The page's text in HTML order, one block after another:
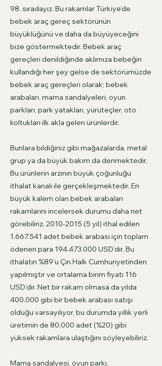
98. sıradayız. Bu rakamlar Türkiye’de
bebek araç gereç sektörünün
büyüklüğünü ve daha da büyüyeceğini
bize göstermektedir. Bebek araç
gereçleri denildiğinde aklımıza bebeğin
kullandığı her şey gelse de sektörümüzde
bebek araç gereçleri olarak; bebek
arabaları, mama sandalyeleri, oyun
parkları, park yatakları, yürüteçler, oto
koltukları ilk akla gelen ürünlerdir.
Bunlara bildiğiniz gibi mağazalarda, metal
grup ya da büyük bakım da denmektedir.
Bu ürünlerin arzının büyük çoğunluğu
ithalat kanalı ile gerçekleşmektedir. En
büyük kalem olan bebek arabaları
rakamlarını incelersek durumu daha net
görebiliriz. 2010-2015 (5 yıl) ithal edilen
1.667.541 adet bebek arabası için toplam
ödenen para 194.473.000 USD’dir. Bu
ithalatın %89’u Çin Halk Cumhuriyetinden
yapılmıştır ve ortalama birim fiyatı 116
USD’dir. Net bir rakam olmasa da yılda
400.000 gibi bir bebek arabası satışı
olduğu varsayılıyor, bu durumda yıllık yerli
üretimin de 80.000 adet (%20) gibi
yüksek rakamlara ulaştığını söyleyebiliriz.
Mama sandalyesi, oyun parkı,